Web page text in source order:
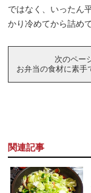
ではなく、いったん
かり冷めてから詰め
次のペー
お弁当の食材に素手
関連記事